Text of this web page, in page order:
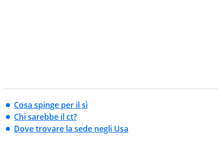
Cosa spinge per il sì
Chi sarebbe il ct?
Dove trovare la sede negli Usa